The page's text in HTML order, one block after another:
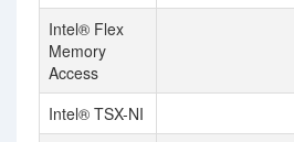
Intel® Flex
Memory
Access
Intel® TSX-NI